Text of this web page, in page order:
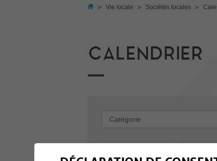
> Vie locale > Sociétés locales >
CALENDRIER